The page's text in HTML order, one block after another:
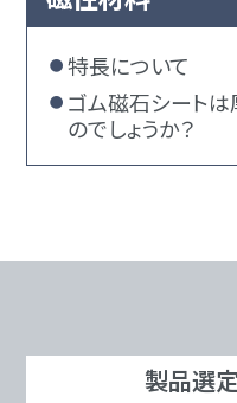
特長について
ゴム磁石シートは
のでしょうか？
製品選